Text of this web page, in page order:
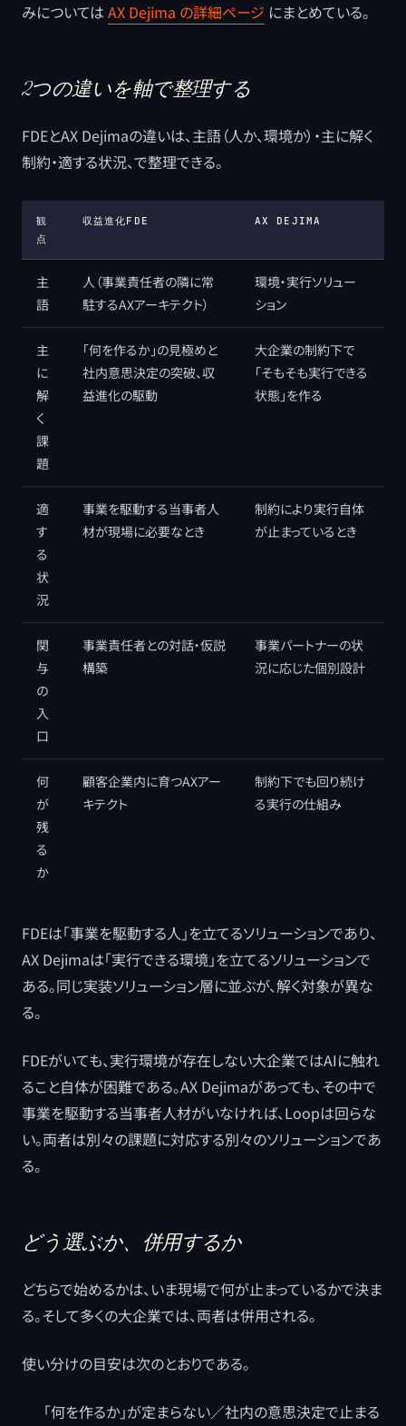
みについては AX Dejima の詳細ページ にまとめている。
2つの違いを軸で整理する
FDEとAX Dejimaの違いは、主語（人か、環境か）・主に解く
制約・適する状況、で整理できる。
観
点
収益進化FDE AX DEJIMA
主
語
人（事業責任者の隣に常
駐するAXアーキテクト）
環境・実行ソリュー
ション
主
に
解
く
課
題
「何を作るか」の見極めと
社内意思決定の突破、収
益進化の駆動
大企業の制約下で
「そもそも実行できる
状態」を作る
適
す
る
状
況
事業を駆動する当事者人
材が現場に必要なとき
制約により実行自体
が止まっているとき
関
与
の
入
口
事業責任者との対話・仮説
構築
事業パートナーの状
況に応じた個別設計
何
が
残
る
か
顧客企業内に育つAXアー
キテクト
制約下でも回り続け
る実行の仕組み
FDEは「事業を駆動する人」を立てるソリューションであり、
AX Dejimaは「実行できる環境」を立てるソリューションで
ある。同じ実装ソリューション層に並ぶが、解く対象が異な
る。
FDEがいても、実行環境が存在しない大企業ではAIに触れ
ること自体が困難である。AX Dejimaがあっても、その中で
事業を駆動する当事者人材がいなければ、Loopは回らな
い。両者は別々の課題に対応する別々のソリューションであ
る。
どう選ぶか、併用するか
どちらで始めるかは、いま現場で何が止まっているかで決ま
る。そして多くの大企業では、両者は併用される。
使い分けの目安は次のとおりである。
「何を作るか」が定まらない／社内の意思決定で止まる